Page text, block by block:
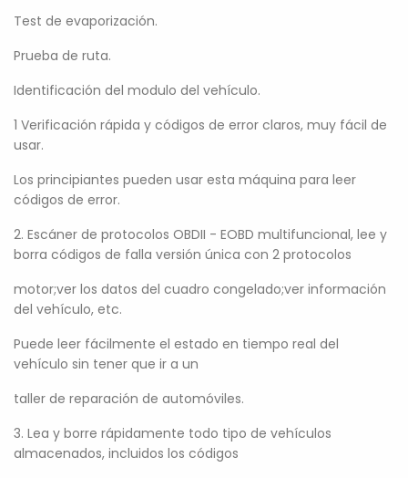
Test de evaporización.
Prueba de ruta.
Identificación del modulo del vehículo.
1 Verificación rápida y códigos de error claros, muy fácil de
usar.
Los principiantes pueden usar esta máquina para leer
códigos de error.
2. Escáner de protocolos OBDII - EOBD multifuncional, lee y
borra códigos de falla versión única con 2 protocolos
motor;ver los datos del cuadro congelado;ver información
del vehículo, etc.
Puede leer fácilmente el estado en tiempo real del
vehículo sin tener que ir a un
taller de reparación de automóviles.
3. Lea y borre rápidamente todo tipo de vehículos
almacenados, incluidos los códigos